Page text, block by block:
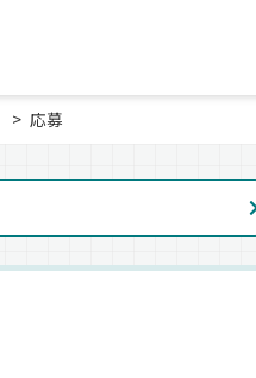
応募